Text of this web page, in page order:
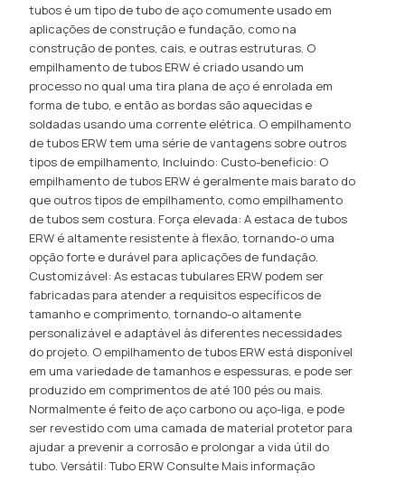
tubos é um tipo de tubo de aço comumente usado em
aplicações de construção e fundação, como na
construção de pontes, cais, e outras estruturas. O
empilhamento de tubos ERW é criado usando um
processo no qual uma tira plana de aço é enrolada em
forma de tubo, e então as bordas são aquecidas e
soldadas usando uma corrente elétrica. O empilhamento
de tubos ERW tem uma série de vantagens sobre outros
tipos de empilhamento, Incluindo: Custo-beneficio: O
empilhamento de tubos ERW é geralmente mais barato do
que outros tipos de empilhamento, como empilhamento
de tubos sem costura. Força elevada: A estaca de tubos
ERW é altamente resistente à flexão, tornando-o uma
opção forte e durável para aplicações de fundação.
Customizável: As estacas tubulares ERW podem ser
fabricadas para atender a requisitos específicos de
tamanho e comprimento, tornando-o altamente
personalizável e adaptável às diferentes necessidades
do projeto. O empilhamento de tubos ERW está disponível
em uma variedade de tamanhos e espessuras, e pode ser
produzido em comprimentos de até 100 pés ou mais.
Normalmente é feito de aço carbono ou aço-liga, e pode
ser revestido com uma camada de material protetor para
ajudar a prevenir a corrosão e prolongar a vida útil do
tubo. Versátil: Tubo ERW Consulte Mais informação